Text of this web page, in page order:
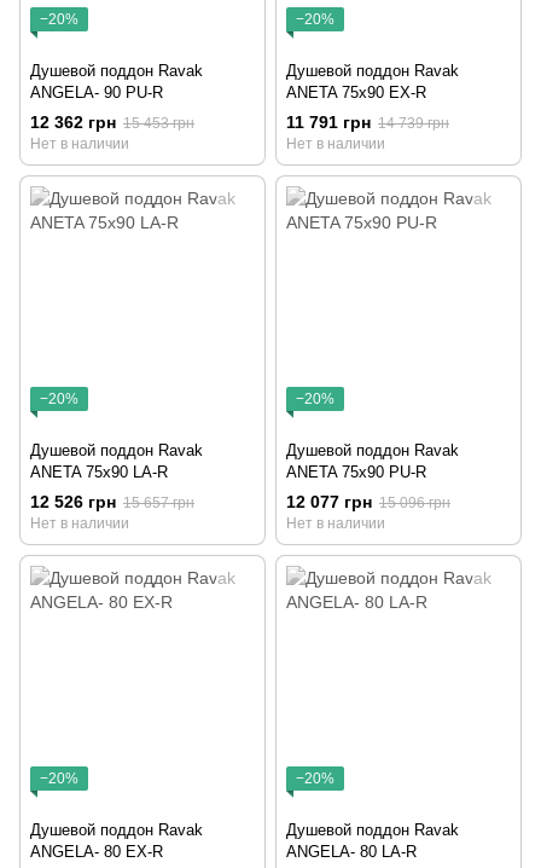
−20%
Душевой поддон Ravak
ANGELA- 90 PU-R
12 362 грн 15 453 грн
Нет в наличии
−20%
Душевой поддон Ravak
ANETA 75x90 EX-R
11 791 грн 14 739 грн
Нет в наличии
−20%
Душевой поддон Ravak
ANETA 75x90 LA-R
12 526 грн 15 657 грн
Нет в наличии
−20%
Душевой поддон Ravak
ANETA 75x90 PU-R
12 077 грн 15 096 грн
Нет в наличии
−20%
Душевой поддон Ravak
ANGELA- 80 EX-R
−20%
Душевой поддон Ravak
ANGELA- 80 LA-R